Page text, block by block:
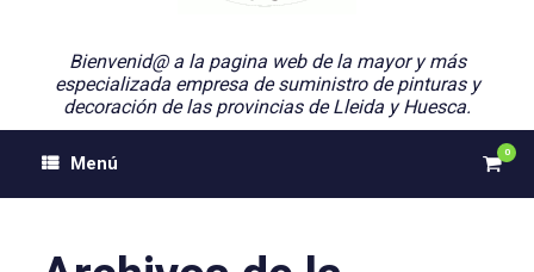
Bienvenid@ a la pagina web de la mayor y más
especializada empresa de suministro de pinturas y
decoración de las provincias de Lleida y Huesca.
Menú
Ver
0